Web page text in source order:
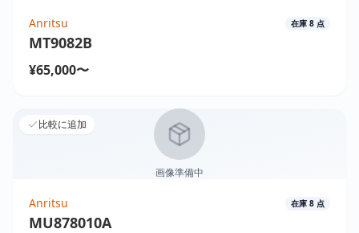
Anritsu 在庫 8 点
MT9082B
¥65,000〜
比較に追加
画像準備中
Anritsu 在庫 8 点
MU878010A